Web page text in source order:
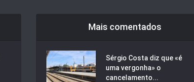
Mais comentados
Sérgio Costa diz que «é
uma vergonha» o
cancelamento...